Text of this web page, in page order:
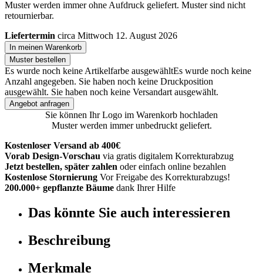
Muster werden immer ohne Aufdruck geliefert. Muster sind nicht
retournierbar.
Liefertermin circa Mittwoch 12. August 2026
In meinen Warenkorb
Muster bestellen
Es wurde noch keine Artikelfarbe ausgewähltEs wurde noch keine
Anzahl angegeben. Sie haben noch keine Druckposition
ausgewählt. Sie haben noch keine Versandart ausgewählt.
Angebot anfragen
Sie können Ihr Logo im Warenkorb hochladen
Muster werden immer unbedruckt geliefert.
Kostenloser Versand ab 400€
Vorab Design-Vorschau via gratis digitalem Korrekturabzug
Jetzt bestellen, später zahlen oder einfach online bezahlen
Kostenlose Stornierung Vor Freigabe des Korrekturabzugs!
200.000+ gepflanzte Bäume dank Ihrer Hilfe
Das könnte Sie auch interessieren
Beschreibung
Merkmale